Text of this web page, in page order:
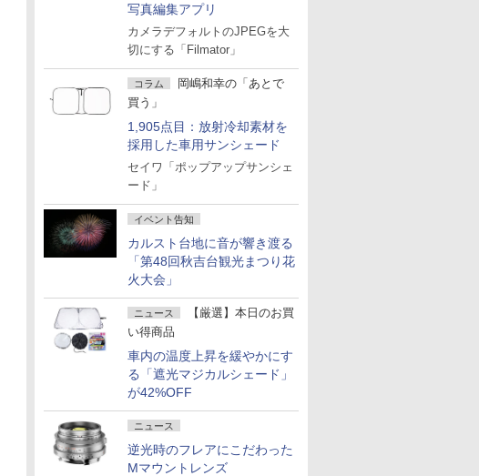
写真編集アプリ
カメラデフォルトのJPEGを大
切にする「Filmator」
コラム
岡嶋和幸の「あとで
買う」
1,905点目：放射冷却素材を
採用した車用サンシェード
セイワ「ポップアップサンシェ
ード」
イベント告知
カルスト台地に音が響き渡る
「第48回秋吉台観光まつり花
火大会」
ニュース
【厳選】本日のお買
い得商品
車内の温度上昇を緩やかにす
る「遮光マジカルシェード」
が42%OFF
ニュース
逆光時のフレアにこだわった
Mマウントレンズ